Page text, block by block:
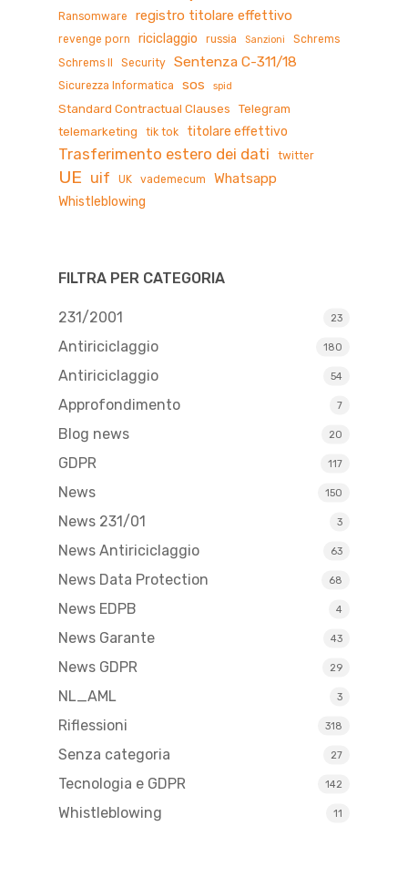
Ransomware registro titolare effettivo
revenge porn riciclaggio russia Sanzioni
Schrems
Schrems II
Security Sentenza C-311/18
Sicurezza Informatica sos spid
Standard Contractual Clauses
Telegram
telemarketing
tik tok titolare effettivo
Trasferimento estero dei dati twitter
UE uif UK vademecum Whatsapp
Whistleblowing
FILTRA PER CATEGORIA
231/2001 23
Antiriciclaggio 180
Antiriciclaggio 54
Approfondimento 7
Blog news 20
GDPR 117
News 150
News 231/01 3
News Antiriciclaggio 63
News Data Protection 68
News EDPB 4
News Garante 43
News GDPR 29
NL_AML 3
Riflessioni 318
Senza categoria 27
Tecnologia e GDPR 142
Whistleblowing 11